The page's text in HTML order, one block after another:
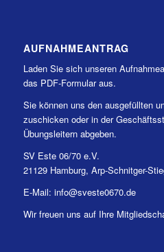
AUFNAHMEANTRAG
Laden Sie sich unseren
das PDF-Formular aus.
Sie können uns den ausgefüllten
zuschicken oder in der
Übungsleitern abgeben.
SV Este 06/70 e.V.
21129 Hamburg, Arp-Schnitger-
E-Mail: info@sveste0670.de
Wir freuen uns auf Ihre